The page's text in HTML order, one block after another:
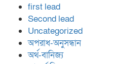
first lead
Second lead
Uncategorized
অপরাধ-অনুসন্ধান
অর্থ-বানিজ্য